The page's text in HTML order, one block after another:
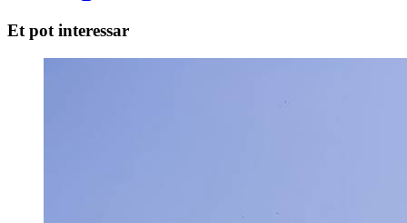
Et pot interessar